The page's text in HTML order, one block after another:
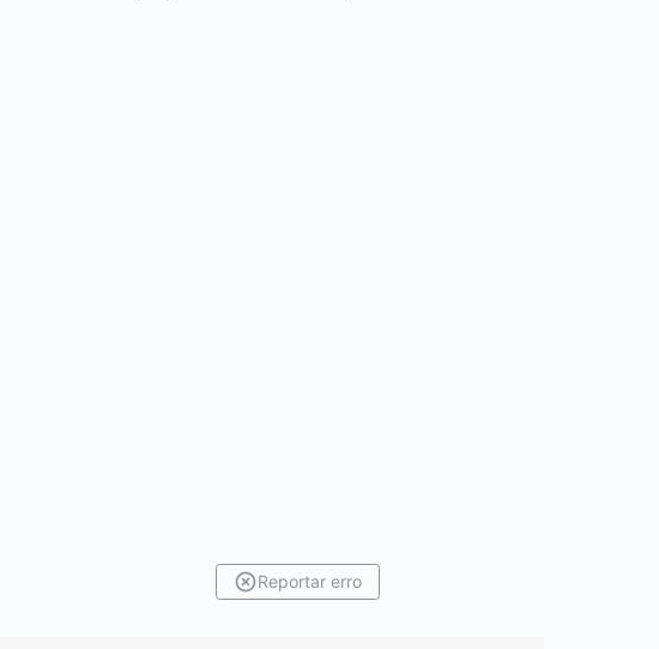
Reportar erro